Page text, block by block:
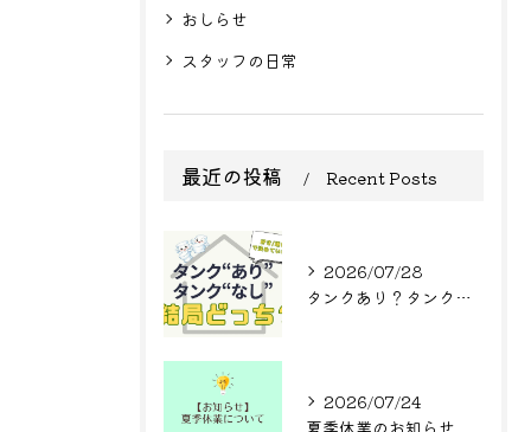
おしらせ
スタッフの日常
最近の投稿 Recent Posts
2026/07/28
タンクあり？タンクなし？結局どっち？
2026/07/24
夏季休業のお知らせ